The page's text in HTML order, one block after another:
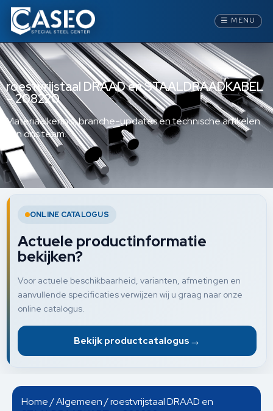
☰ MENU
roestvrijstaal DRAAD en STAALDRAADKABEL
– 208220
Materiaalkennis, branche-updates en technische artikelen
van ons team.
ONLINE CATALOGUS
Actuele productinformatie
bekijken?
Voor actuele beschikbaarheid, varianten, afmetingen en
aanvullende specificaties verwijzen wij u graag naar onze
online catalogus.
Bekijk productcatalogus →
Home/Algemeen/ roestvrijstaal DRAAD en